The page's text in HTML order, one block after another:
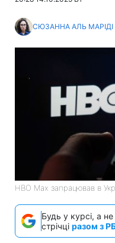
СЮЗАННА АЛЬ МАРІДІ
HBO Max запрацював в
Будь у курсі, а
стрічці разом з